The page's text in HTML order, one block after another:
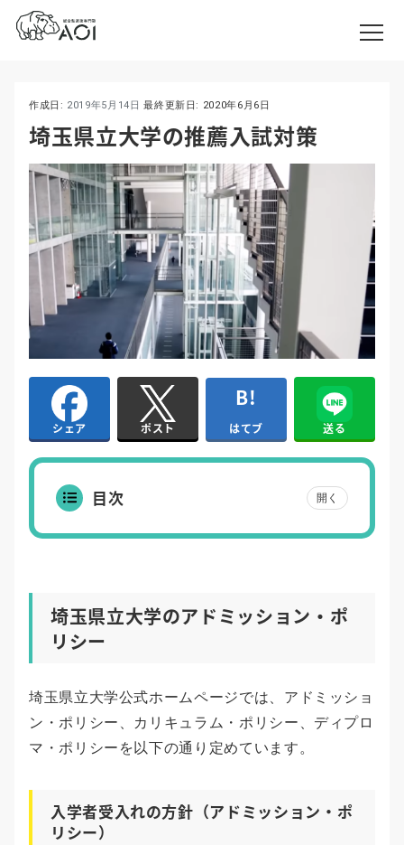
作成日: 2019年5月14日最終更新日: 2020年6月6日
埼玉県立大学の推薦入試対策
シェア ポスト はてブ 送る
目次 開く
埼玉県立大学のアドミッション・ポ
リシー
埼玉県立大学公式ホームページでは、アドミッショ
ン・ポリシー、カリキュラム・ポリシー、ディプロ
マ・ポリシーを以下の通り定めています。
入学者受入れの方針（アドミッション・ポ
リシー）